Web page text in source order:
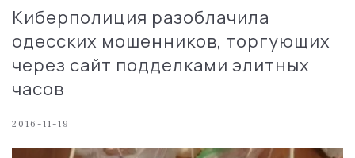
Киберполиция разоблачила
одесских мошенников, торгующих
через сайт подделками элитных
часов
2016-11-19